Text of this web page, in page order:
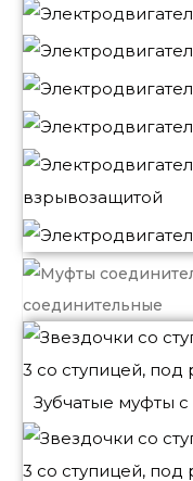
взрывозащитой
соединительные
Зубчатые муфты